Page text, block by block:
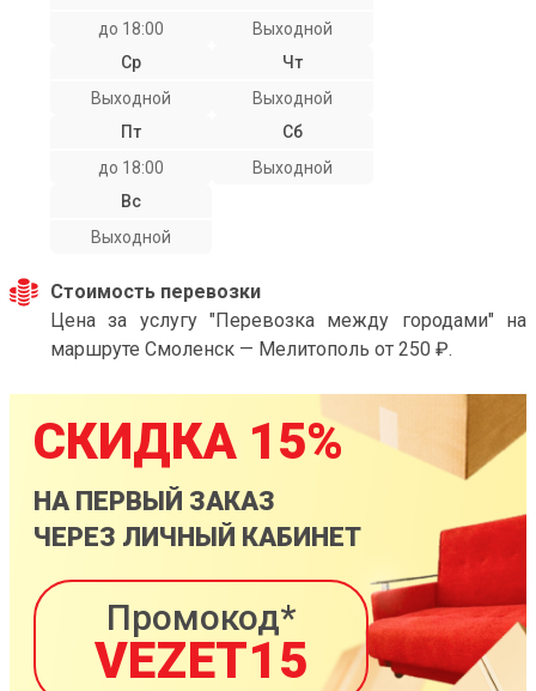
до 18:00
Выходной
Ср
Выходной
Чт
Выходной
Пт
до 18:00
Сб
Выходной
Вс
Выходной
Стоимость перевозки
Цена за услугу "Перевозка между городами" на
маршруте Смоленск — Мелитополь от 250 ₽.
СКИДКА 15%
НА ПЕРВЫЙ ЗАКАЗ
ЧЕРЕЗ ЛИЧНЫЙ КАБИНЕТ
Промокод*
VEZET15